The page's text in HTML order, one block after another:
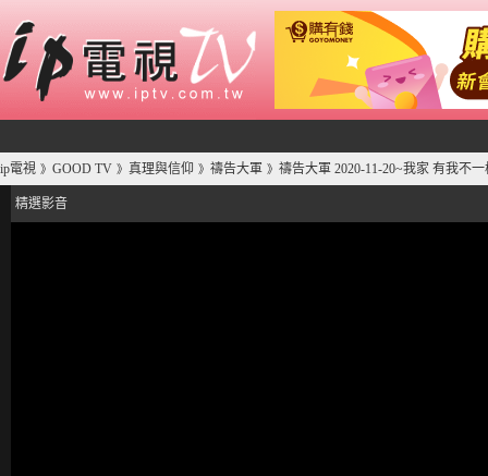
ip電視 》 GOOD TV 》 真理與信仰 》 禱告大軍 》 禱告大軍 2020-11-20~我家 有我不
精選影音